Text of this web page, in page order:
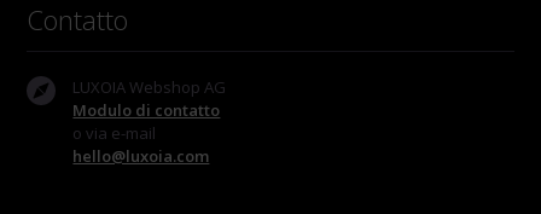
Contatto
LUXOIA Webshop AG
Modulo di contatto
o via e-mail
hello@luxoia.com